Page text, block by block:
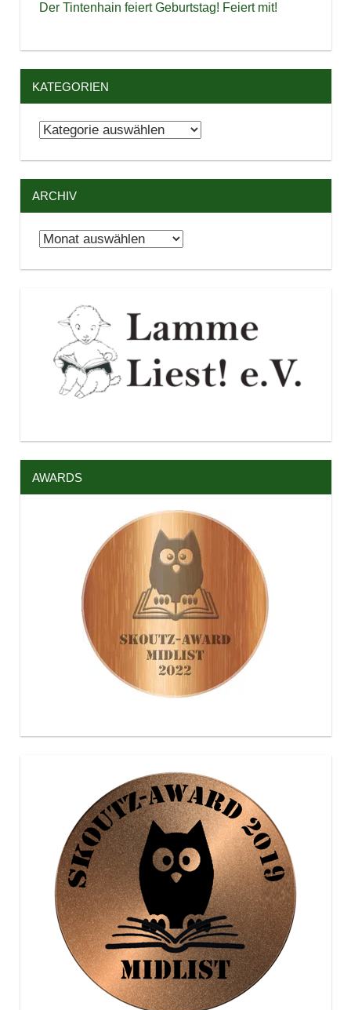
Der Tintenhain feiert Geburtstag! Feiert mit!
KATEGORIEN
Kategorien
ARCHIV
Archiv
AWARDS